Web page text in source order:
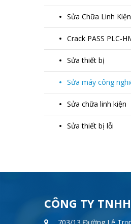
Sửa Chữa Linh Kiện
Crack PASS PLC-
Sửa thiết bị
Sửa máy công
Sửa chữa linh kiện
Sửa thiết bị lỗi
CÔNG TY